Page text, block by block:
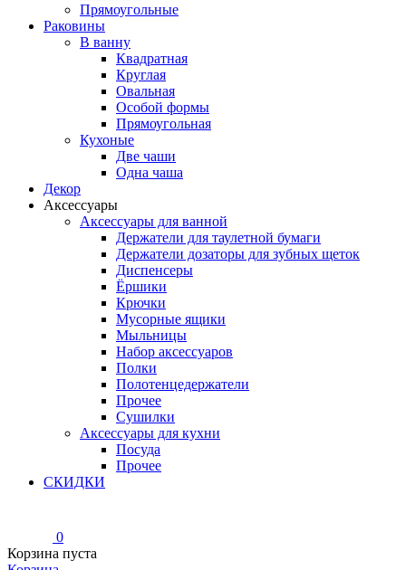
Прямоугольные
Раковины
В ванну
Квадратная
Круглая
Овальная
Особой формы
Прямоугольная
Кухоные
Две чаши
Одна чаша
Декор
Аксессуары
Аксессуары для ванной
Держатели для таулетной бумаги
Держатели дозаторы для зубных щеток
Диспенсеры
Ёршики
Крючки
Мусорные ящики
Мыльницы
Набор аксессуаров
Полки
Полотенцедержатели
Прочее
Сушилки
Аксессуары для кухни
Посуда
Прочее
СКИДКИ
0
Корзина пуста